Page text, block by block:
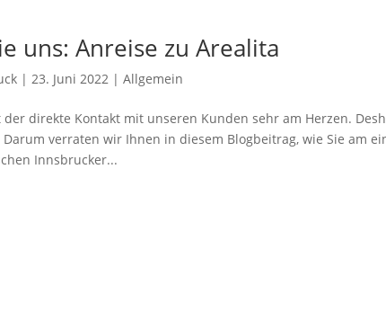
uns: Anreise zu Arealita
|23. Juni 2022 |Allgemein
direkte Kontakt mit unseren Kunden sehr am Herzen.
verraten wir Ihnen in diesem Blogbeitrag, wie Sie am
Innsbrucker...